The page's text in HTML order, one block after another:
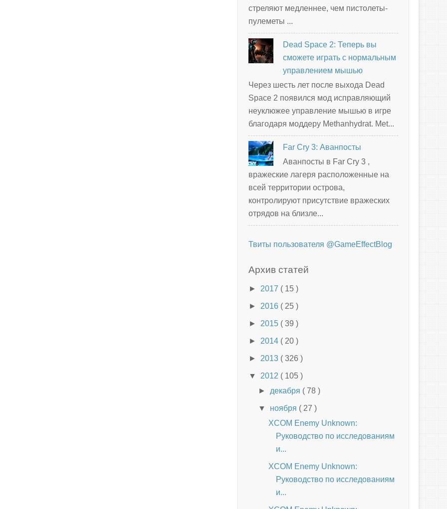
стреляют медленнее, чем пистолеты-
пулеметы ...
Dead Space 2: Теперь вы
сможете играть с нормальным
управлением мышью
Через шесть лет после выхода Dead
Space 2 появился мод исправляющий
неуклюжее управление мышью в игре
благодаря моддеру Methanhydrat. Met...
Far Cry 3: Аванпосты
Аванпосты в Far Cry 3 ,
вражеские лагеря расположенные на
всей территории острова,
контролируют присутствие вражеских
отрядов на близле...
Твиты пользователя @GameEffectBlog
Архив статей
► 2017 ( 15 )
► 2016 ( 25 )
► 2015 ( 39 )
► 2014 ( 20 )
► 2013 ( 326 )
▼ 2012 ( 105 )
► декабря ( 78 )
▼ ноября ( 27 )
XCOM Enemy Unknown:
Руководство по исследованиям
и...
XCOM Enemy Unknown:
Руководство по исследованиям
и...